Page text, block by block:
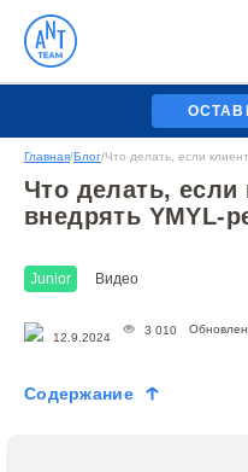
Главная/Блог/Что делать, если
Что делать, если
внедрять YMYL-
Junior Видео
12.9.2024
3 010
Содержание